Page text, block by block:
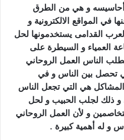
أحاسيسه و هي من الطرق
في المواقع الالكترونية و
القدامى يستخدمونها لحل
العمياء و السيطرة على
الناس العمل الروحاني
تحصل بين الناس و في
المشاكل هي التي تجعل الناس
و ذلك لجلب الحبيب و لحل
و لأن العمل الروحاني
و له أهمية كبيرة .